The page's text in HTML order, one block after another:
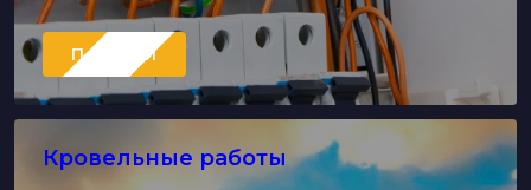
Перейти
Кровельные работы